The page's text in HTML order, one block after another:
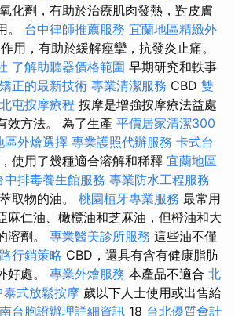
化劑，有助於治療肌肉發熱，對皮膚
。 台中律師推薦服務 宜蘭地區精緻外
用，有助於緩解痙攣，抗發炎止痛。
了解助聽器價格範圍 早期研究和軼事
正的最新技術 專業清潔服務 CBD 雙
北屯按摩療程 按摩是增強按摩療法益處
效方法。 為了生產 平價居家清潔300
區外燴選擇 專業護照代辦服務 卡式台
使用了幾種適合溶解和稀釋 宜蘭地區
中排毒養生館服務 專業防水工程服務
萃取物的油。 桃園植牙專業服務 最常用
麻仁油、橄欖油和芝麻油，但橙油和大
溶劑。 專業醫美診所服務 這些油不僅
行銷策略 CBD，還具有含有健康脂肪
好處。 專業外燴服務 本產品不適合 北
泰式放鬆按摩 歲以下人士使用或出售給
台胞證辦理詳細資訊 18 台北優質會計